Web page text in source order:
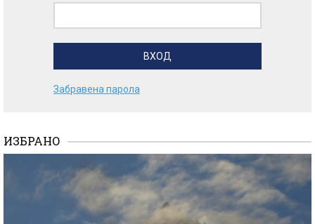
Забравена парола
ИЗБРАНО